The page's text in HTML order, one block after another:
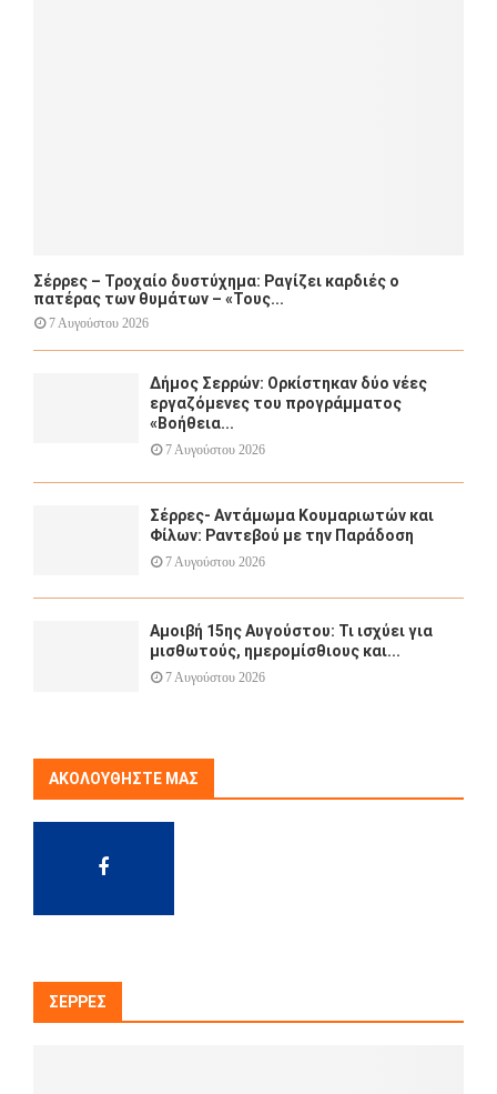
Σέρρες – Τροχαίο δυστύχημα: Ραγίζει καρδιές ο
πατέρας των θυμάτων – «Τους...
7 Αυγούστου 2026
Δήμος Σερρών: Ορκίστηκαν δύο νέες
εργαζόμενες του προγράμματος
«Βοήθεια...
7 Αυγούστου 2026
Σέρρες- Αντάμωμα Κουμαριωτών και
Φίλων: Ραντεβού με την Παράδοση
7 Αυγούστου 2026
Αμοιβή 15ης Αυγούστου: Τι ισχύει για
μισθωτούς, ημερομίσθιους και...
7 Αυγούστου 2026
ΑΚΟΛΟΥΘΉΣΤΕ ΜΑΣ
ΣΈΡΡΕΣ